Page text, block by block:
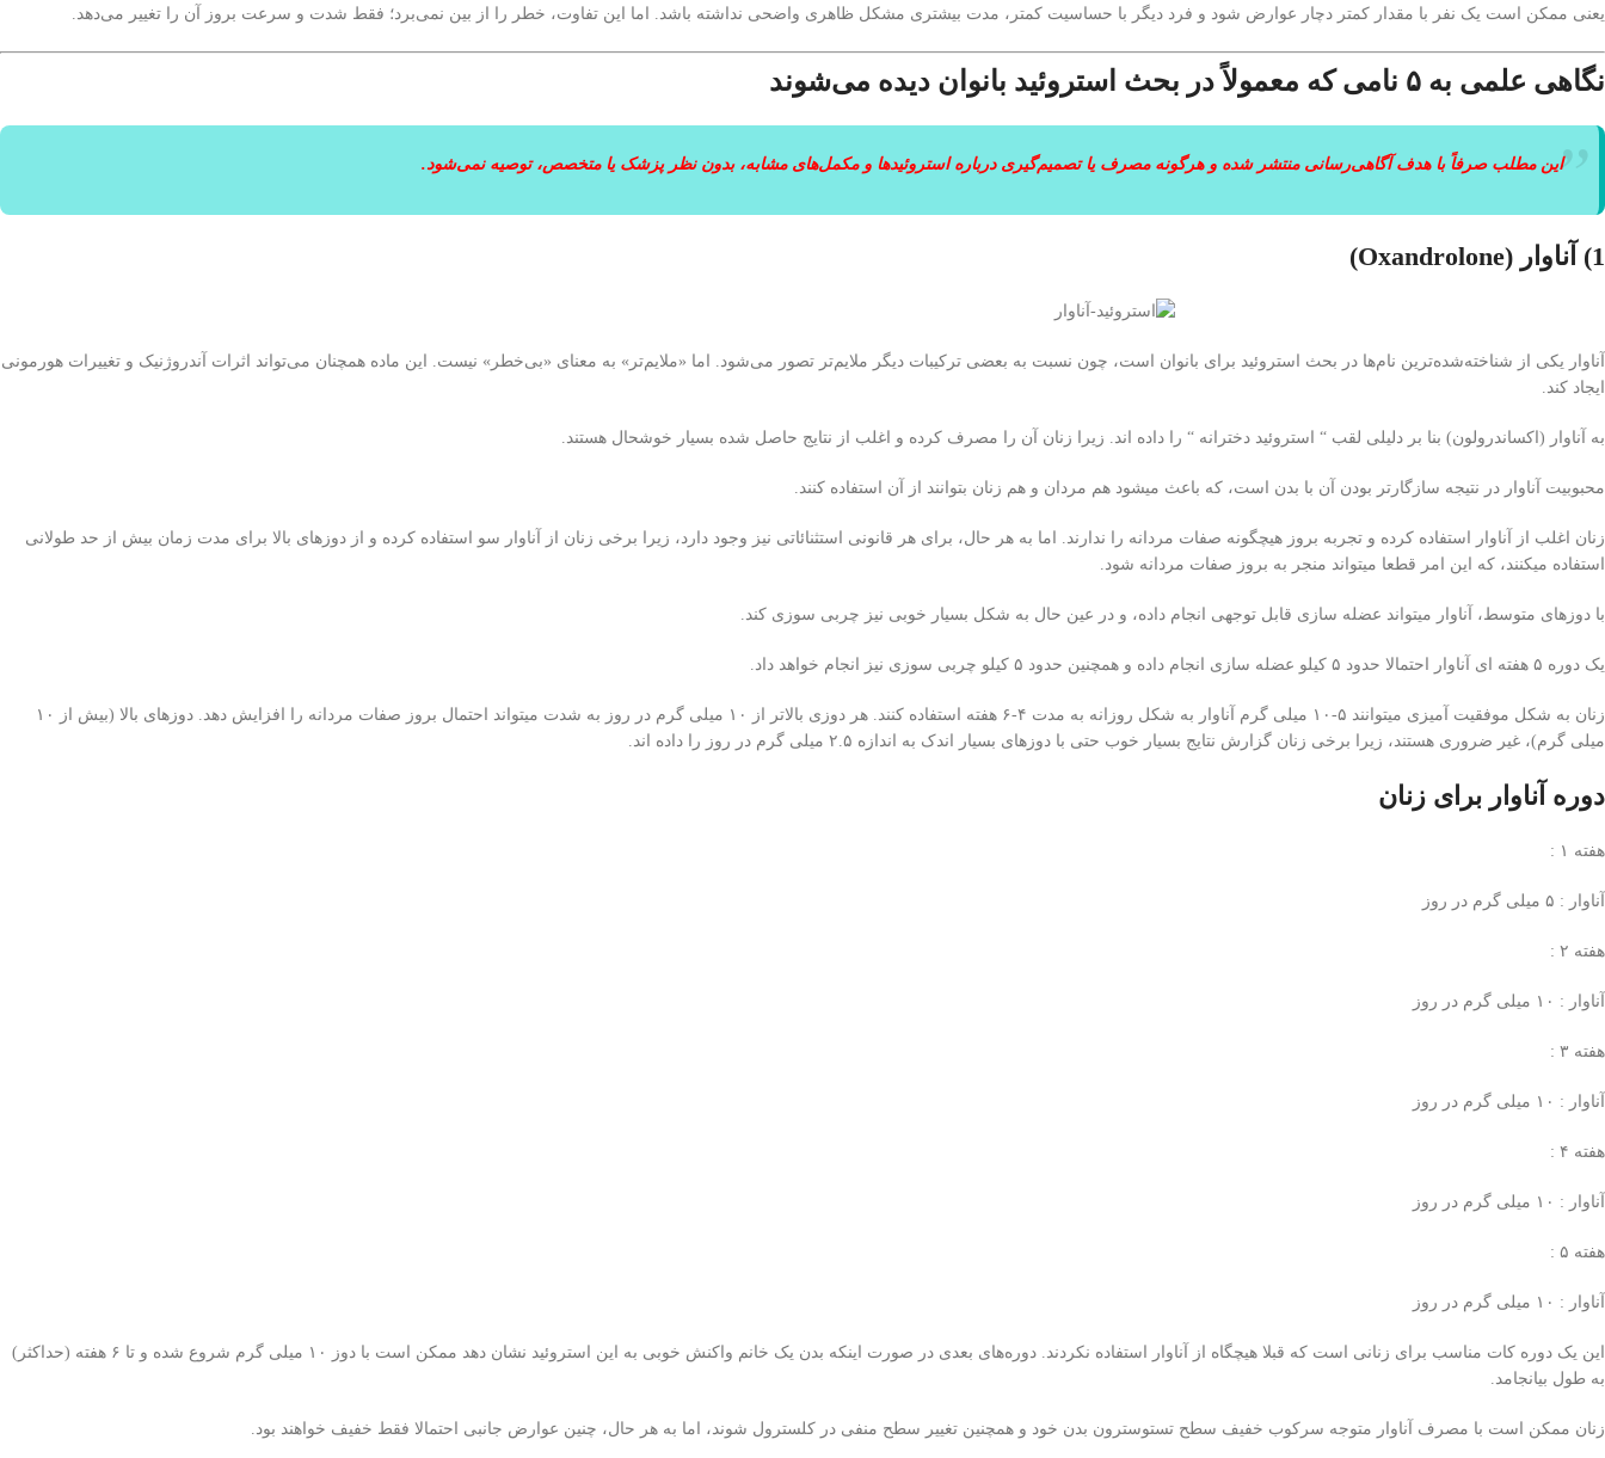
یعنی ممکن است یک نفر با مقدار کمتر دچار عوارض شود و فرد دیگر با حساسیت کمتر، مدت بیشتری مشکل ظاهری واضحی نداشته باشد. اما این تفاوت، خطر را از بین نمی‌برد؛ فقط شدت و سرعت بروز آن را تغییر می‌دهد.
نگاهی علمی به ۵ نامی که معمولاً در بحث استروئید بانوان دیده می‌شوند
این مطلب صرفاً با هدف آگاهی‌رسانی منتشر شده و هرگونه مصرف یا تصمیم‌گیری درباره استروئیدها و مکمل‌های مشابه، بدون نظر پزشک یا متخصص، توصیه نمی‌شود.
1) آناوار (Oxandrolone)
آناوار یکی از شناخته‌شده‌ترین نام‌ها در بحث استروئید برای بانوان است، چون نسبت به بعضی ترکیبات دیگر ملایم‌تر تصور می‌شود. اما «ملایم‌تر» به معنای «بی‌خطر» نیست. این ماده همچنان می‌تواند اثرات آندروژنیک و تغییرات هورمونی
ایجاد کند.
به آناوار (اکساندرولون) بنا بر دلیلی‌ لقب “ استروئید دخترانه “ را داده اند. زیرا زنان آن را مصرف کرده و اغلب از نتایج حاصل شده بسیار خوشحال هستند.
محبوبیت آناوار در نتیجه سازگارتر بودن آن با بدن است، که باعث میشود هم مردان و هم زنان بتوانند از آن استفاده کنند.
زنان اغلب از آناوار استفاده کرده و تجربه بروز هیچگونه صفات مردانه را ندارند. اما به هر حال، برای هر قانونی استثنائاتی نیز وجود دارد، زیرا برخی‌ زنان از آناوار سو استفاده کرده و از دوز‌های بالا برای مدت زمان بیش از حد طولانی
استفاده میکنند، که این امر قطعا میتواند منجر به بروز صفات مردانه شود.
با دوز‌های متوسط، آناوار میتواند عضله سازی قابل توجهی‌ انجام داده، و در عین حال به شکل بسیار خوبی‌ نیز چربی‌ سوزی کند.
یک دوره ۵ هفته ای آناوار احتمالا حدود ۵ کیلو عضله سازی انجام داده و همچنین حدود ۵ کیلو چربی‌ سوزی نیز انجام خواهد داد.
زنان به شکل موفقیت آمیزی میتوانند ۵-۱۰ میلی‌ گرم آناوار به شکل روزانه به مدت ۴-۶ هفته استفاده کنند. هر دوزی بالاتر از ۱۰ میلی‌ گرم در روز به شدت میتواند احتمال بروز صفات مردانه را افزایش دهد. دوز‌های بالا (بیش از ۱۰
میلی‌ گرم)، غیر ضروری هستند، زیرا برخی‌ زنان گزارش نتایج بسیار خوب حتی با دوز‌های بسیار اندک به اندازه ۲.۵ میلی‌ گرم در روز را داده اند.
دوره آناوار برای زنان
هفته ۱ :
آناوار : ۵ میلی‌ گرم در روز
هفته ۲ :
آناوار : ۱۰ میلی‌ گرم در روز
هفته ۳ :
آناوار : ۱۰ میلی‌ گرم در روز
هفته ۴ :
آناوار : ۱۰ میلی‌ گرم در روز
هفته ۵ :
آناوار : ۱۰ میلی‌ گرم در روز
این یک دوره کات مناسب برای زنانی است که قبلا هیچگاه از آناوار استفاده نکردند. دوره‌های بعدی در صورت اینکه بدن یک خانم واکنش خوبی‌ به این استروئید نشان دهد ممکن است با دوز ۱۰ میلی‌ گرم شروع شده و تا ۶ هفته (حداکثر)
به طول بیانجامد.
زنان ممکن است با مصرف آناوار متوجه سرکوب خفیف سطح تستوسترون بدن خود و همچنین تغییر سطح منفی‌ در کلسترول شوند، اما به هر حال، چنین عوارض جانبی احتمالا فقط خفیف خواهند بود.